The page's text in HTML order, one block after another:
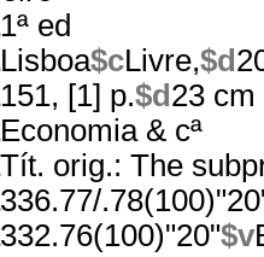
1ª ed
Lisboa$cLivre,$d
151, [1] p.$d 23 cm
Economia & cª
Tít. orig.: The
336.77/
332.76(100)"20"$v